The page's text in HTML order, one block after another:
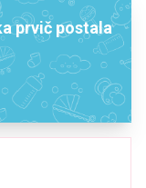
prvič postala